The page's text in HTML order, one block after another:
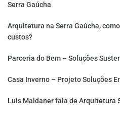
Serra Gaúcha
Arquitetura na Serra Gaúcha,
custos?
Parceria do Bem – Soluções
Casa Inverno – Projeto Soluções
Luis Maldaner fala de Arquitetura